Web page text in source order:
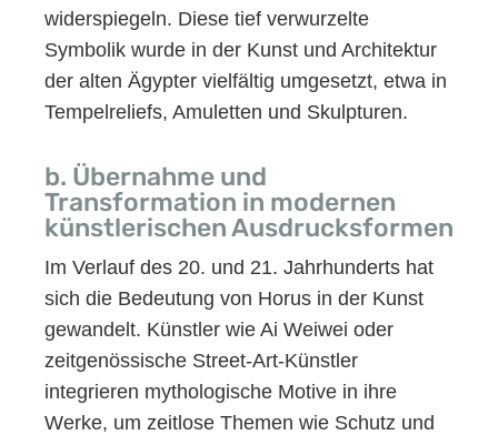
widerspiegeln. Diese tief verwurzelte
Symbolik wurde in der Kunst und Architektur
der alten Ägypter vielfältig umgesetzt, etwa in
Tempelreliefs, Amuletten und Skulpturen.
b. Übernahme und
Transformation in modernen
künstlerischen Ausdrucksformen
Im Verlauf des 20. und 21. Jahrhunderts hat
sich die Bedeutung von Horus in der Kunst
gewandelt. Künstler wie Ai Weiwei oder
zeitgenössische Street-Art-Künstler
integrieren mythologische Motive in ihre
Werke, um zeitlose Themen wie Schutz und